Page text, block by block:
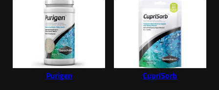
Purigen CupriSorb